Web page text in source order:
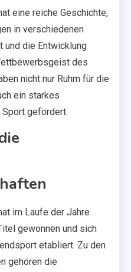
eine reiche Geschichte,
in verschiedenen
die Entwicklung
des
nicht nur Ruhm für die
ein starkes
Sport gefördert.
im Laufe der Jahre
gewonnen und sich
etabliert. Zu den
gehören die